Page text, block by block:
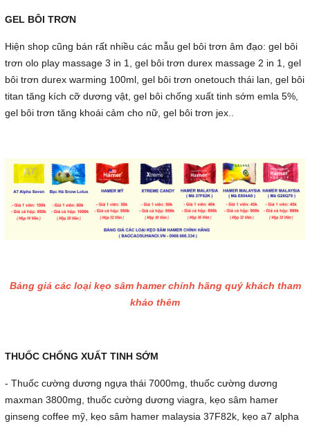
GEL BÔI TRƠN
Hiện shop cũng bán rất nhiều các mẫu gel bôi trơn âm đạo: gel bôi
trơn olo play massage 3 in 1, gel bôi trơn durex massage 2 in 1, gel
bôi trơn durex warming 100ml, gel bôi trơn onetouch thái lan, gel bôi
titan tăng kích cỡ dương vật, gel bôi chống xuất tinh sớm emla 5%,
gel bôi trơn tăng khoái cảm cho nữ, gel bôi trơn jex..
Bảng giá các loại kẹo sâm hamer chính hãng quý khách tham
khảo thêm
THUỐC CHỐNG XUẤT TINH SỚM
- Thuốc cường dương ngựa thái 7000mg, thuốc cường dương
maxman 3800mg, thuốc cường dương viagra, kẹo sâm hamer
ginseng coffee mỹ, kẹo sâm hamer malaysia 37F82k, kẹo a7 alpha